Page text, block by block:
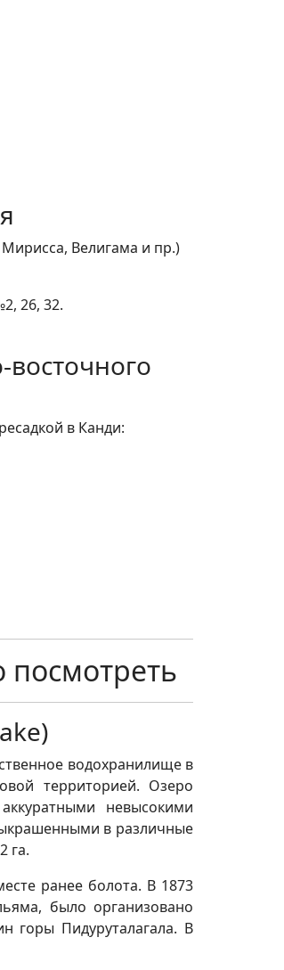
Велигама и пр.)
26, 32.
в Канди:
водохранилище в
территорией. Озеро
невысокими
в различные
га.
ранее болота. В 1873
было организовано
горы Пидуруталагала. В